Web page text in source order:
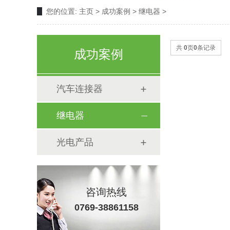
您的位置: 主页 > 成功案例 > 继电器 >
成功案例
汽车连接器
继电器
光电产品
咨询热线
0769-38861158
共 0页0条记录